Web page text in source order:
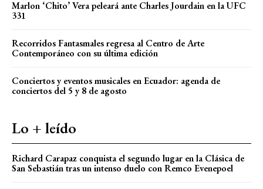
Marlon ‘Chito’ Vera peleará ante Charles Jourdain en la UFC
331
Recorridos Fantasmales regresa al Centro de Arte
Contemporáneo con su última edición
Conciertos y eventos musicales en Ecuador: agenda de
conciertos del 5 y 8 de agosto
Lo + leído
Richard Carapaz conquista el segundo lugar en la Clásica de
San Sebastián tras un intenso duelo con Remco Evenepoel